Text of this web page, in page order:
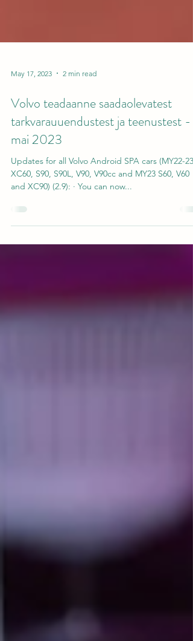
May 17, 2023 2 min read
Volvo teadaanne saadaolevatest
tarkvarauuendustest ja teenustest -
mai 2023
Updates for all Volvo Android SPA cars (MY22-23
and XC90) (2.9): · You can now...